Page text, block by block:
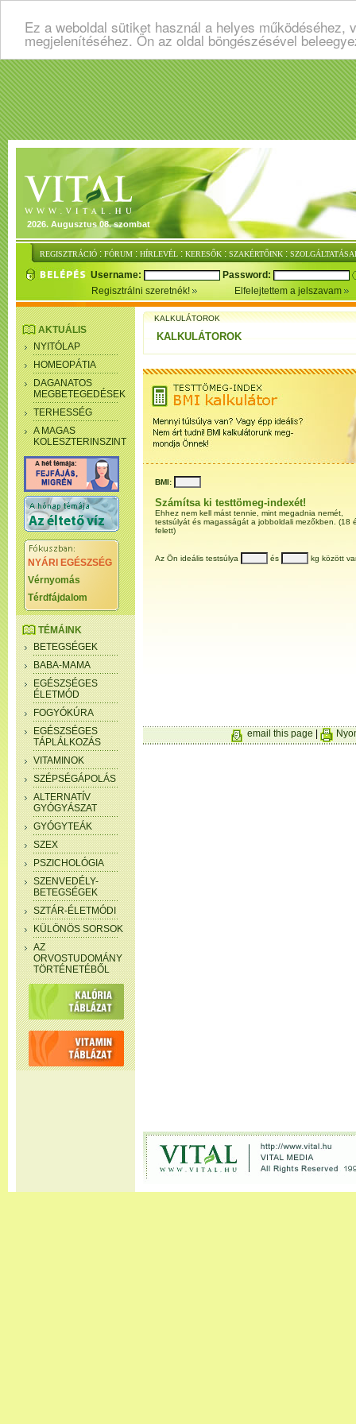
Ez a weboldal sütiket használ a helyes
megjelenítéséhez. Ön az oldal böngészésével
2026. Augusztus 08. szombat
REGISZTRÁCIÓ : FÓRUM : HÍRLEVÉL : KERESŐK : SZAKÉRTŐINK :
Username:
Password:
Regisztrálni szeretnék!
Elfelejtettem a jelszavam
AKTUÁLIS
NYITÓLAP
HOMEOPÁTIA
DAGANATOS
MEGBETEGEDÉSEK
TERHESSÉG
A MAGAS
KOLESZTERINSZINT
NYÁRI EGÉSZSÉG
Vérnyomás
Térdfájdalom
TÉMÁINK
BETEGSÉGEK
BABA-MAMA
EGÉSZSÉGES
ÉLETMÓD
FOGYÓKÚRA
EGÉSZSÉGES
TÁPLÁLKOZÁS
VITAMINOK
SZÉPSÉGÁPOLÁS
ALTERNATÍV
GYÓGYÁSZAT
GYÓGYTEÁK
SZEX
PSZICHOLÓGIA
SZENVEDÉLY-
BETEGSÉGEK
SZTÁR-ÉLETMÓDI
KÜLÖNÖS SORSOK
AZ
ORVOSTUDOMÁNY
TÖRTÉNETÉBŐL
KALKULÁTOROK
KALKULÁTOROK
BMI:
Számítsa ki testtömeg-indexét!
Ehhez nem kell mást tennie, mint megadnia nemét,
testsúlyát és magasságát a jobboldali mezőkben. (18
felett)
Az Ön ideális testsúlya és kg között
email this page